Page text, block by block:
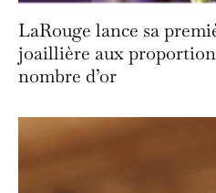
LaRouge lance sa
joaillière aux
nombre d’or